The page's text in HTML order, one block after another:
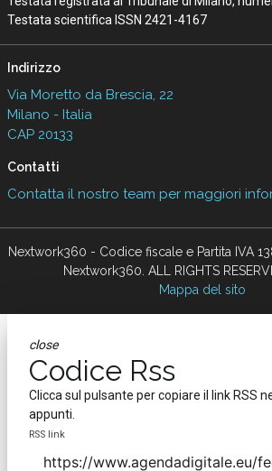
Testata scientifica ISSN 2421-4167
Indirizzo
Via Moretto da Brescia, 22
Milano - Italia
CAP 20133
Contatti
Contatta il nostro team per maggiori
Nextwork360 - Codice fiscale e Partita IVA
Nextwork360. ALL RIGHTS
Mappa del sito
close
Codice Rss
Clicca sul pulsante per copiare il link RSS
appunti.
RSS link